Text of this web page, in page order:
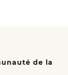
de la